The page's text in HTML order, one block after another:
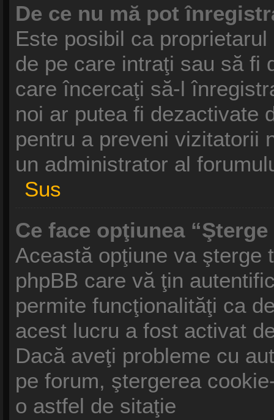
De ce nu mă pot
Este posibil ca
de pe care intraţi sau să fi
care încercaţi să-l
noi ar putea fi dezactivate
pentru a preveni vizitatorii
un administrator al
Sus
Ce face opţiunea
Această opţiune va şterge
phpBB care vă ţin
permite funcţionalităţi ca
acest lucru a fost activat
Dacă aveţi probleme cu
pe forum, ştergerea
o astfel de sitaţie